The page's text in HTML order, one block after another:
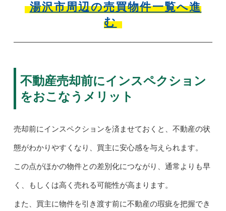
湯沢市周辺の売買物件一覧へ進
む
不動産売却前にインスペクション
をおこなうメリット
売却前にインスペクションを済ませておくと、不動産の状
態がわかりやすくなり、買主に安心感を与えられます。
この点がほかの物件との差別化につながり、通常よりも早
く、もしくは高く売れる可能性が高まります。
また、買主に物件を引き渡す前に不動産の瑕疵を把握でき